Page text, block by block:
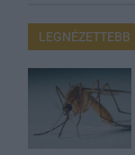
LEGNÉZETTEBB